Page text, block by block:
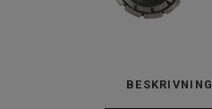
BESKRIVNING